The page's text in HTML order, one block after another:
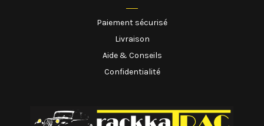
Paiement sécurisé
Livraison
Aide & Conseils
Confidentialité